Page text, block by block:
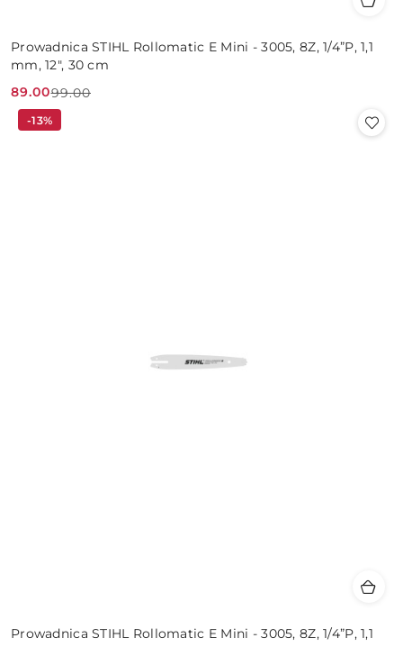
Prowadnica STIHL Rollomatic E Mini - 3005, 8Z, 1/4”P, 1,1
mm, 12", 30 cm
Cena
promocyjna:
89.00
Cena
przed
99.00
Prowadnica STIHL Rollomatic E Mini - 3005, 8Z, 1/4”P, 1,1
-13%